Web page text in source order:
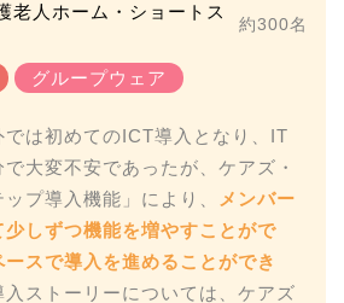
老人ホーム・ショートス
約300名
は初めてのICT導入となり、IT
大変不安であったが、ケアズ・
プ導入機能」により、
メンバー
しずつ機能を増やすことがで
スで導入を進めることができ
入ストーリーについては、ケアズ